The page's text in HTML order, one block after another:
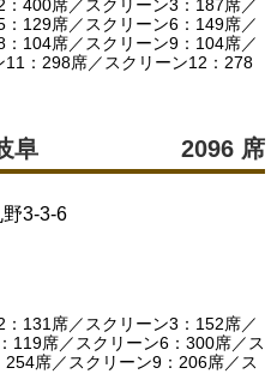
400席／スクリーン3：187席／
129席／スクリーン6：149席／
104席／スクリーン9：104席／
：298席／スクリーン12：278
阜 2096 席
3-3-6
131席／スクリーン3：152席／
119席／スクリーン6：300席／ス
席／スクリーン9：206席／ス